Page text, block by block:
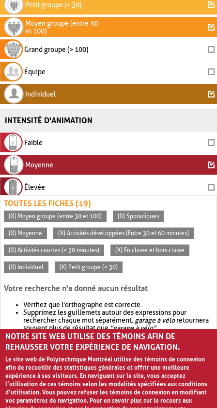
Petit groupe (< 30)
Moyen groupe (entre 30
et 100)
Grand groupe (> 100)
Équipe
Individuel
INTENSITÉ D'ANIMATION
Faible
Moyenne
Élevée
TOUTES LES FICHES (19)
(X) Moyen groupe (entre 30 et 100) (X) Sporadiques
(X) Moyenne (X) Activités développées (Entre 30 et 60 minutes)
(X) Activités courtes (< 30 minutes) (X) En classe et hors classe
(X) Individuel (X) Petit groupe (< 30)
Votre recherche n'a donné aucun résultat
Vérifiez que l'orthographe est correcte.
Supprimez les guillemets autour des expressions pour
rechercher chaque mot séparément. garage à véloretournera
souvent plus de résultat que"garage à vélo".
Envisagez d'élargir votre recherche avec OR.garage OR vélo
retournera souvent plus de résultat quegarage à vélo
NOTRE SITE WEB UTILISE DES TÉMOINS AFIN DE
REHAUSSER VOTRE EXPÉRIENCE DE NAVIGATION.
Le site web de Polytechnique Montréal utilise des témoins de connexion
afin de recueillir des statistiques générales et offrir une meilleure
expérience à ses visiteurs. En naviguant sur le site, vous acceptez
l’utilisation de ces témoins selon les modalités spécifiées aux conditions
d’utilisation. Vous pouvez refuser les témoins de connexion en modifiant
vos paramètres de navigation. Pour en savoir plus sur le recours aux